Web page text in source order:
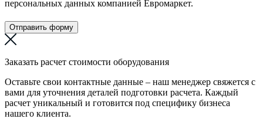
персональных данных компанией Евромаркет.
Отправить форму
Заказать расчет стоимости оборудования
Оставьте свои контактные данные – наш менеджер свяжется с
вами для уточнения деталей подготовки расчета. Каждый
расчет уникальный и готовится под специфику бизнеса
нашего клиента.